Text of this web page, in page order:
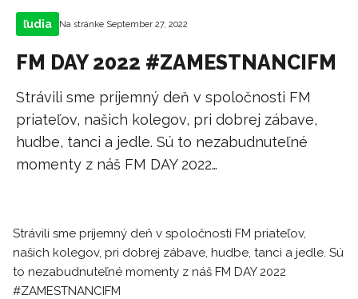
ľudia Na stránke September 27, 2022
FM DAY 2022 #ZAMESTNANCIFM
Strávili sme príjemný deň v spoločnosti FM
priateľov, našich kolegov, pri dobrej zábave,
hudbe, tanci a jedle. Sú to nezabudnuteľné
momenty z náš FM DAY 2022…
Strávili sme príjemný deň v spoločnosti FM priateľov,
našich kolegov, pri dobrej zábave, hudbe, tanci a jedle. Sú
to nezabudnuteľné momenty z náš FM DAY 2022
#ZAMESTNANCIFM